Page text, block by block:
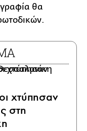
θα
χτύπησαν
στη